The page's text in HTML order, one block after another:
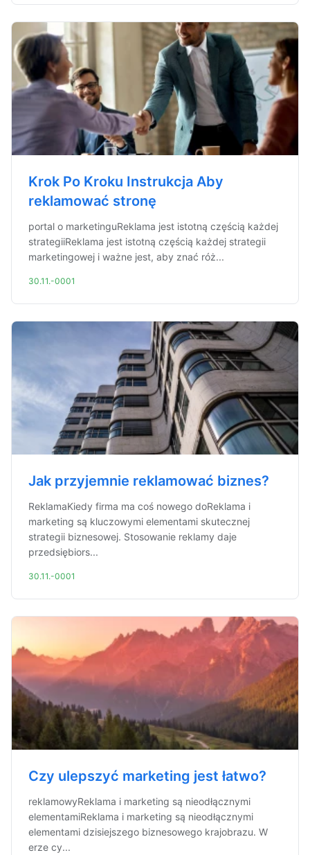
Krok Po Kroku Instrukcja Aby
reklamować stronę
portal o marketinguReklama jest istotną częścią każdej
strategiiReklama jest istotną częścią każdej strategii
marketingowej i ważne jest, aby znać róż...
30.11.-0001
Jak przyjemnie reklamować biznes?
ReklamaKiedy firma ma coś nowego doReklama i
marketing są kluczowymi elementami skutecznej
strategii biznesowej. Stosowanie reklamy daje
przedsiębiors...
30.11.-0001
Czy ulepszyć marketing jest łatwo?
reklamowyReklama i marketing są nieodłącznymi
elementamiReklama i marketing są nieodłącznymi
elementami dzisiejszego biznesowego krajobrazu. W
erze cy...